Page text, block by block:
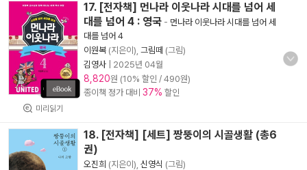
미리읽기
17. [전자책] 먼나라 이웃나라 시대를 넘어 세
대를 넘어 4 : 영국 - 먼나라 이웃나라 시대를 넘어 세
대를 넘어 4
이원복 (지은이), 그림떼 (그림)
김영사
2025년 04월
8,820원 (10% 할인 / 490원)
종이책 정가 대비 37% 할인
18. [전자책] [세트] 짱뚱이의 시골생활 (총6
권)
오진희 (지은이), 신영식 (그림)